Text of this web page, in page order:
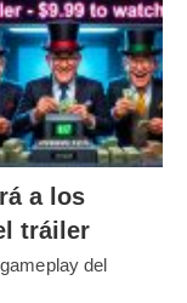
a los
tráiler
del